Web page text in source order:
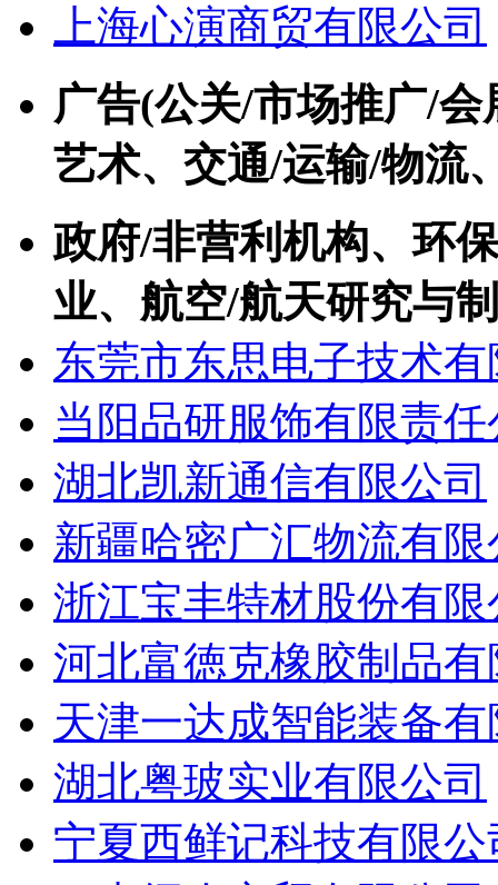
上海心演商贸有限公司
广告(公关/市场推广/
艺术、交通/运输/物流
政府/非营利机构、环
业、航空/航天研究与
东莞市东思电子技术
当阳品研服饰有限责
湖北凯新通信有限公司
新疆哈密广汇物流有限
浙江宝丰特材股份有限
河北富徳克橡胶制品
天津一达成智能装备
湖北粤玻实业有限公司
宁夏西鲜记科技有限公